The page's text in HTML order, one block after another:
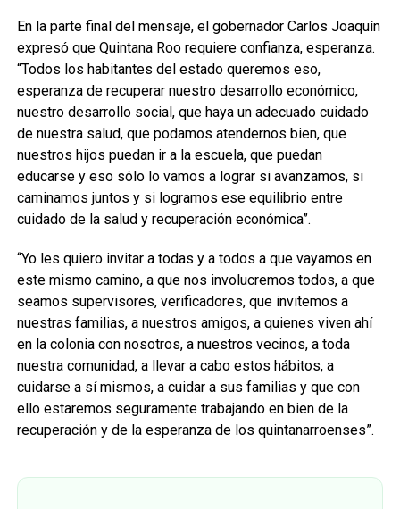
En la parte final del mensaje, el gobernador Carlos Joaquín
expresó que Quintana Roo requiere confianza, esperanza.
“Todos los habitantes del estado queremos eso,
esperanza de recuperar nuestro desarrollo económico,
nuestro desarrollo social, que haya un adecuado cuidado
de nuestra salud, que podamos atendernos bien, que
nuestros hijos puedan ir a la escuela, que puedan
educarse y eso sólo lo vamos a lograr si avanzamos, si
caminamos juntos y si logramos ese equilibrio entre
cuidado de la salud y recuperación económica”.
“Yo les quiero invitar a todas y a todos a que vayamos en
este mismo camino, a que nos involucremos todos, a que
seamos supervisores, verificadores, que invitemos a
nuestras familias, a nuestros amigos, a quienes viven ahí
en la colonia con nosotros, a nuestros vecinos, a toda
nuestra comunidad, a llevar a cabo estos hábitos, a
cuidarse a sí mismos, a cuidar a sus familias y que con
ello estaremos seguramente trabajando en bien de la
recuperación y de la esperanza de los quintanarroenses”.